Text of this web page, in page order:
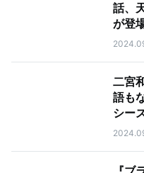
話、
が登
二宮
語も
シー